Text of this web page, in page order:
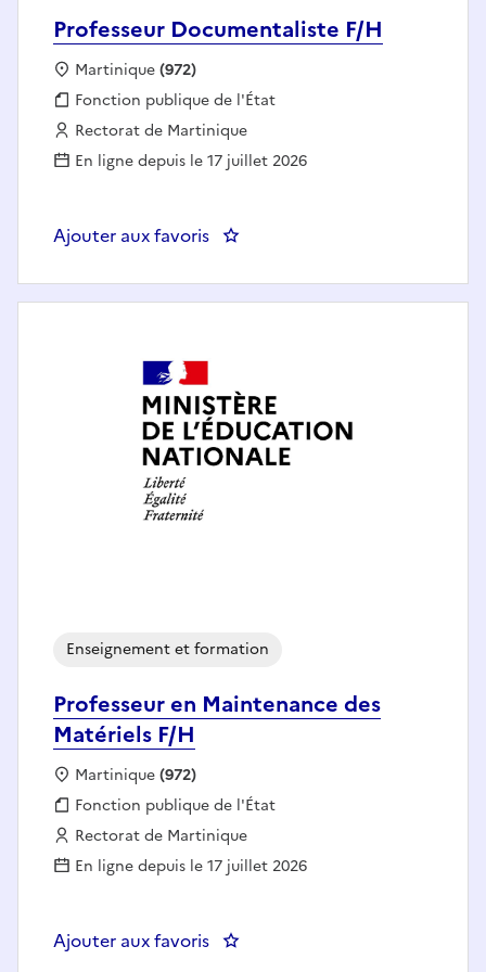
Professeur Documentaliste F/H
Localisation :
Martinique(972)
Fonction publique :
Fonction publique de l'État
Employeur :
Rectorat de Martinique
En ligne depuis le 17 juillet 2026
Ajouter aux favoris : Professeur Documentaliste F/H
Professeur en Maintenance des
Matériels F/H
Enseignement et formation
Localisation :
Martinique(972)
Fonction publique :
Fonction publique de l'État
Employeur :
Rectorat de Martinique
En ligne depuis le 17 juillet 2026
Ajouter aux favoris : Professeur en Maintenance